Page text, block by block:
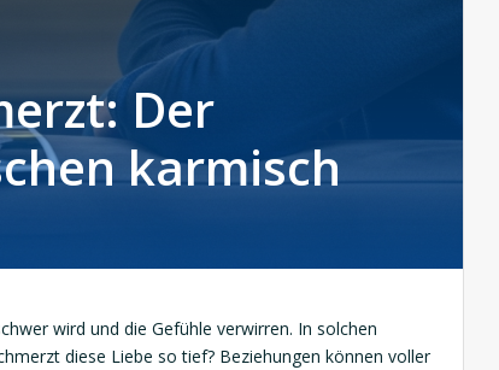
Der
karmisch
wird und die Gefühle verwirren. In solchen
diese Liebe so tief? Beziehungen können voller